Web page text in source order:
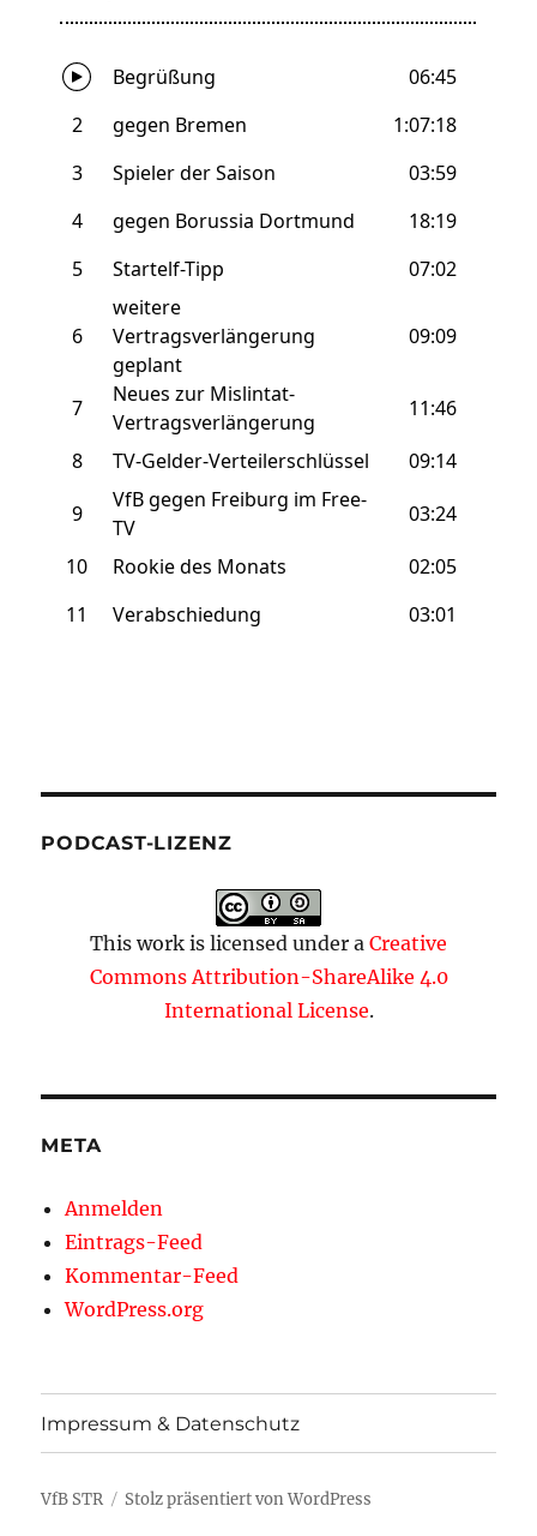
PODCAST-LIZENZ
This work is licensed under a Creative
Commons Attribution-ShareAlike 4.0
International License.
META
Anmelden
Eintrags-Feed
Kommentar-Feed
WordPress.org
Impressum & Datenschutz
VfB STR Stolz präsentiert von WordPress